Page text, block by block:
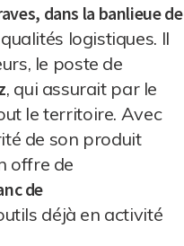
dans la banlieue de
logistiques. Il
le poste de
, qui assurait par le
le territoire. Avec
de son produit
offre de
de
déjà en activité